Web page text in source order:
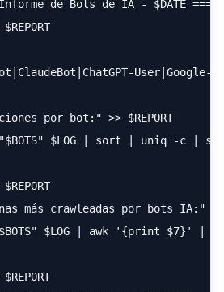
de Bots de IA - $DATE ===" >
por bot:" >> $REPORT
$LOG | sort | uniq -c | sort
más crawleadas por bots IA:" >>
$LOG | awk '{print $7}' |